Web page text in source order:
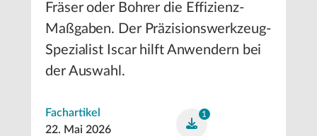
Fräser oder Bohrer die Effizienz-
Maßgaben. Der Präzisionswerkzeug-
Spezialist Iscar hilft Anwendern bei
der Auswahl.
Fachartikel
22. Mai 2026
1